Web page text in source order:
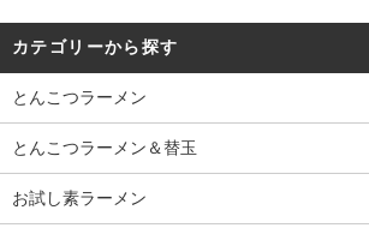
カテゴリーから探す
とんこつラーメン
とんこつラーメン＆替玉
お試し素ラーメン